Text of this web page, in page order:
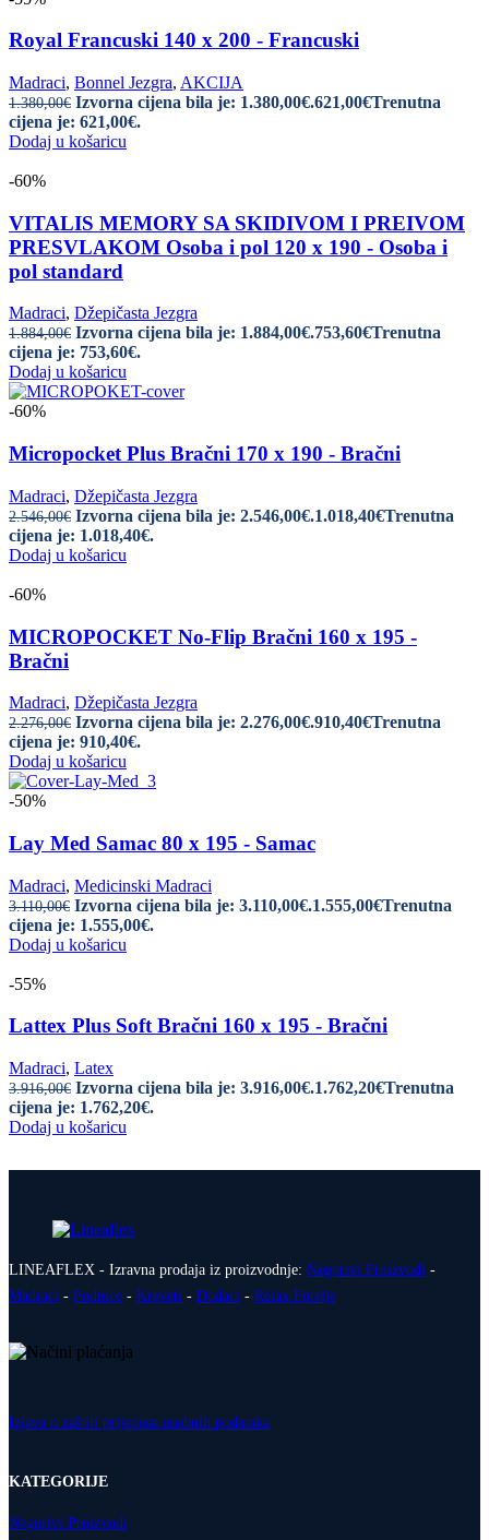
Royal Francuski 140 x 200 - Francuski
Madraci, Bonnel Jezgra, AKCIJA
1.380,00€ Izvorna cijena bila je: 1.380,00€.621,00€Trenutna
cijena je: 621,00€.
Dodaj u košaricu
-60%
VITALIS MEMORY SA SKIDIVOM I PREIVOM
PRESVLAKOM Osoba i pol 120 x 190 - Osoba i
pol standard
Madraci, Džepičasta Jezgra
1.884,00€ Izvorna cijena bila je: 1.884,00€.753,60€Trenutna
cijena je: 753,60€.
Dodaj u košaricu
-60%
Micropocket Plus Bračni 170 x 190 - Bračni
Madraci, Džepičasta Jezgra
2.546,00€ Izvorna cijena bila je: 2.546,00€.1.018,40€Trenutna
cijena je: 1.018,40€.
Dodaj u košaricu
-60%
MICROPOCKET No-Flip Bračni 160 x 195 -
Bračni
Madraci, Džepičasta Jezgra
2.276,00€ Izvorna cijena bila je: 2.276,00€.910,40€Trenutna
cijena je: 910,40€.
Dodaj u košaricu
-50%
Lay Med Samac 80 x 195 - Samac
Madraci, Medicinski Madraci
3.110,00€ Izvorna cijena bila je: 3.110,00€.1.555,00€Trenutna
cijena je: 1.555,00€.
Dodaj u košaricu
-55%
Lattex Plus Soft Bračni 160 x 195 - Bračni
Madraci, Latex
3.916,00€ Izvorna cijena bila je: 3.916,00€.1.762,20€Trenutna
cijena je: 1.762,20€.
Dodaj u košaricu
LINEAFLEX - Izravna prodaja iz proizvodnje: Negorivi Proizvodi -
Madraci - Podnice - Kreveti - Dodaci - Relax Fotelje
Izjava o zaštiti prijenosa osobnih podataka
KATEGORIJE
Negorivi Proizvodi